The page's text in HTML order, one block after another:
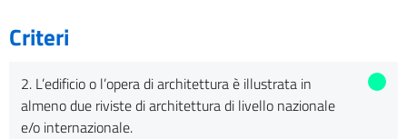
Criteri
2. L’edificio o l’opera di architettura è illustrata in
almeno due riviste di architettura di livello nazionale
e/o internazionale.